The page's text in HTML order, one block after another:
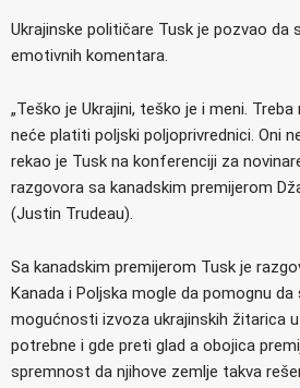
Ukrajinske političare Tusk je pozvao da
emotivnih komentara.
„Teško je Ukrajini, teško je i meni.
neće platiti poljski poljoprivrednici. Oni
rekao je Tusk na konferenciji za
razgovora sa kanadskim premijerom
(Justin Trudeau).
Sa kanadskim premijerom Tusk je
Kanada i Poljska mogle da pomognu da
mogućnosti izvoza ukrajinskih žitarica
potrebne i gde preti glad a obojica
spremnost da njihove zemlje takva